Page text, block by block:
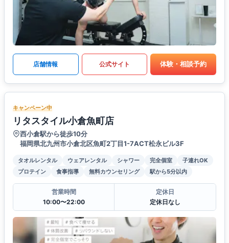
店舗情報 公式サイト 体験・相談予約
キャンペーン中
リタスタイル小倉魚町店
西小倉駅から徒歩10分
福岡県北九州市小倉北区魚町2丁目1-7ACT松永ビル3F
タオルレンタル ウェアレンタル シャワー 完全個室
子連れOK
プロテイン
食事指導 無料カウンセリング 駅から5分以内
営業時間
10:00〜22:00
定休日
定休日なし